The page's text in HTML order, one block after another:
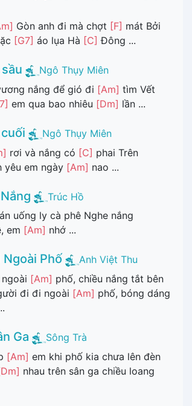
Gòn anh đi mà chợt [F] mát Bởi
[G7] áo lụa Hà [C] Đông ...
Ngô Thụy Miên
nắng để gió đi [Am] tìm Vết
em qua bao nhiêu [Dm] lần ...
Ngô Thụy Miên
rơi và nắng có [C] phai Trên
yêu em ngày [Am] nao ...
Trúc Hồ
uống ly cà phê Nghe nắng
em [Am] nhớ ...
Phố
Anh Việt Thu
[Am] phố, chiều nắng tắt bên
đi đi ngoài [Am] phố, bóng dáng
Ga
Sông Trà
[Am] em khi phố kia chưa lên đèn
nhau trên sân ga chiều loang